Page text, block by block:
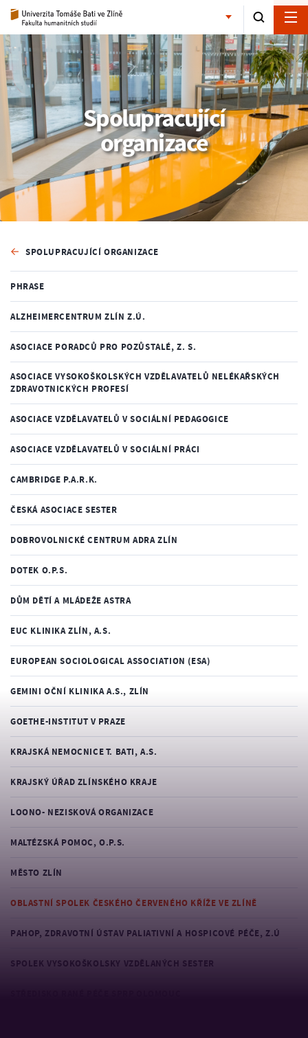
Spolupracující
organizace
SPOLUPRACUJÍCÍ ORGANIZACE
PHRASE
ALZHEIMERCENTRUM ZLÍN Z.Ú.
ASOCIACE PORADCŮ PRO POZŮSTALÉ, Z. S.
ASOCIACE VYSOKOŠKOLSKÝCH VZDĚLAVATELŮ NELÉKAŘSKÝCH
ZDRAVOTNICKÝCH PROFESÍ
ASOCIACE VZDĚLAVATELŮ V SOCIÁLNÍ PEDAGOGICE
ASOCIACE VZDĚLAVATELŮ V SOCIÁLNÍ PRÁCI
CAMBRIDGE P.A.R.K.
ČESKÁ ASOCIACE SESTER
DOBROVOLNICKÉ CENTRUM ADRA ZLÍN
DOTEK O.P.S.
DŮM DĚTÍ A MLÁDEŽE ASTRA
EUC KLINIKA ZLÍN, A.S.
EUROPEAN SOCIOLOGICAL ASSOCIATION (ESA)
GEMINI OČNÍ KLINIKA A.S., ZLÍN
GOETHE-INSTITUT V PRAZE
KRAJSKÁ NEMOCNICE T. BATI, A.S.
KRAJSKÝ ÚŘAD ZLÍNSKÉHO KRAJE
LOONO- NEZISKOVÁ ORGANIZACE
MALTÉZSKÁ POMOC, O.P.S.
MĚSTO ZLÍN
OBLASTNÍ SPOLEK ČESKÉHO ČERVENÉHO KŘÍŽE VE ZLÍNĚ
PAHOP, ZDRAVOTNÍ ÚSTAV PALIATIVNÍ A HOSPICOVÉ PÉČE, Z.Ú
SPOLEK VYSOKOŠKOLSKY VZDĚLANÝCH SESTER